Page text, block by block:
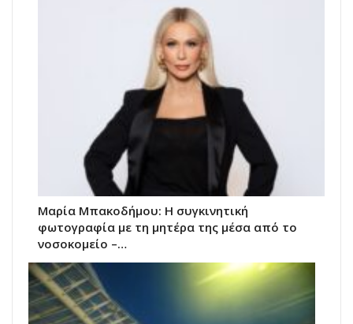
Μαρία Μπακοδήμου: H συγκινητική
φωτογραφία με τη μητέρα της μέσα από το
νοσοκομείο –…